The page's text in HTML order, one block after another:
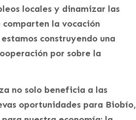
locales y dinamizar las
la vocación
construyendo una
por sobre la
no solo beneficia a las
oportunidades para Biobío,